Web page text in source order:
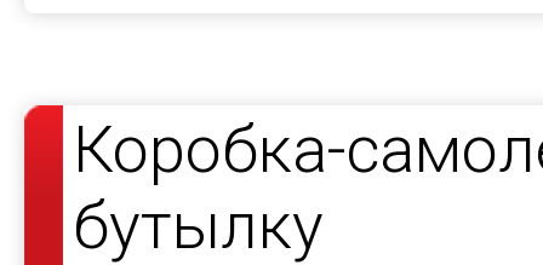
Коробка-
бутылку